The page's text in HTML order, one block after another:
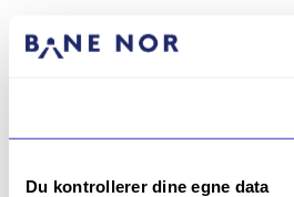
Du kontrollerer dine egne data